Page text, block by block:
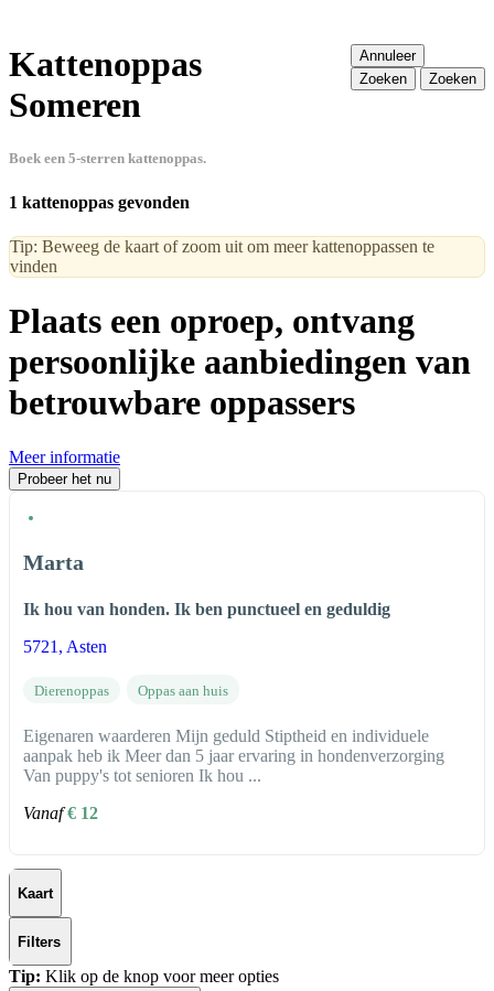
Annuleer
Zoeken
Zoeken
Kattenoppas
Someren
Boek een 5-sterren kattenoppas.
1 kattenoppas gevonden
Tip: Beweeg de kaart of zoom uit om meer kattenoppassen te
vinden
Plaats een oproep, ontvang
persoonlijke aanbiedingen van
betrouwbare oppassers
Meer informatie
Probeer het nu
Marta
Ik hou van honden. Ik ben punctueel en geduldig
5721 , Asten
Dierenoppas Oppas aan huis
Eigenaren waarderen Mijn geduld Stiptheid en individuele
aanpak heb ik Meer dan 5 jaar ervaring in hondenverzorging
Van puppy's tot senioren Ik hou ...
Vanaf€ 12
Kaart
Filters
Tip: Klik op de knop voor meer opties